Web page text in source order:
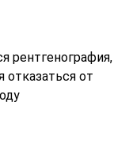
рентгенография,
от